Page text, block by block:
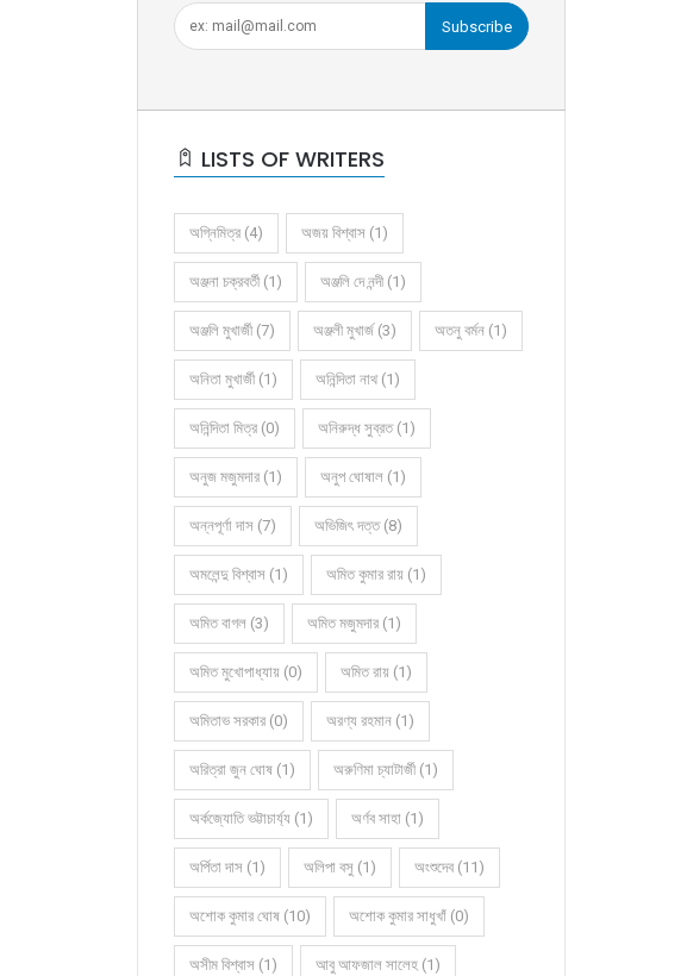
Subscribe
LISTS OF WRITERS
অগ্নিমিত্র (4) অজয় বিশ্বাস (1)
অঞ্জনা চক্রবর্তী (1) অঞ্জলি দে নন্দী (1)
অঞ্জলি মুখার্জী (7) অঞ্জলী মুখার্জ (3) অতনু বর্মন (1)
অনিতা মুখার্জী (1) অনিন্দিতা নাথ (1)
অনিন্দিতা মিত্র (0) অনিরুদ্ধ সুব্রত (1)
অনুজ মজুমদার (1) অনুপ ঘোষাল (1)
অন্নপূর্ণা দাস (7) অভিজিৎ দত্ত (8)
অমলেন্দু বিশ্বাস (1) অমিত কুমার রায় (1)
অমিত বাগল (3) অমিত মজুমদার (1)
অমিত মুখোপাধ্যায় (0) অমিত রায় (1)
অমিতাভ সরকার (0) অরণ্য রহমান (1)
অরিত্রা জুন ঘোষ (1) অরুণিমা চ্যাটার্জী (1)
অর্কজ্যোতি ভট্টাচার্য্য (1) অর্ণব সাহা (1)
অর্পিতা দাস (1) অলিপা বসু (1) অংশুদেব (11)
অশোক কুমার ঘোষ (10) অশোক কুমার সাধুখাঁ (0)
অসীম বিশ্বাস (1) আবু আফজাল সালেহ (1)